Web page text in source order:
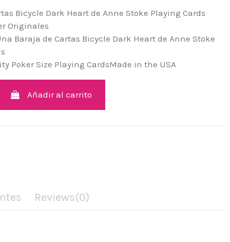
Bicycle Dark Heart de Anne Stoke Playing Cards
Originales
Baraja de Cartas Bicycle Dark Heart de Anne Stoke
Poker Size Playing CardsMade in the USA
Añadir al carrito
Reviews(0)